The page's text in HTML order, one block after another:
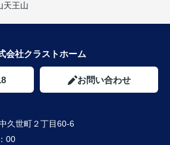
天王山
会社クラストホーム
お問い合わせ
久世町２丁目60-6
00